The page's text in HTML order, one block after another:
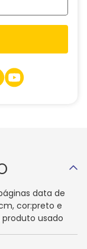
data de
cor:preto e
produto usado